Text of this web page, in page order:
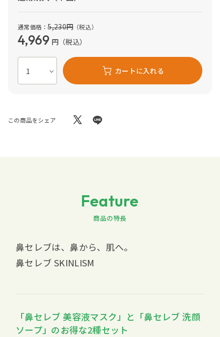
通常価格：5,230円 （税込）
4,969 円（税込）
カートに入れる
この商品をシェア
Feature
商品の特長
鼻セレブは、鼻から、肌へ。
鼻セレブ SKINLISM
「鼻セレブ 美容液マスク」と「鼻セレブ 洗顔
ソープ」のお得な2種セット